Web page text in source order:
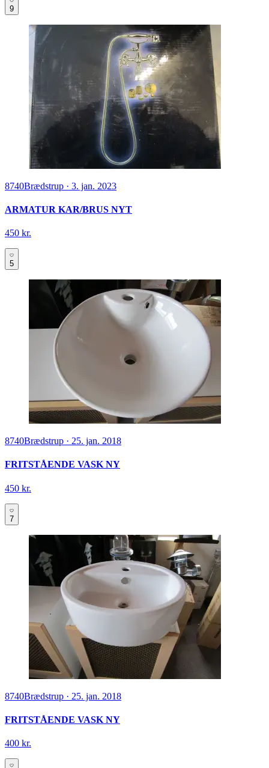
9
8740Brædstrup · 3. jan. 2023
ARMATUR KAR/BRUS NYT
450 kr.
5
8740Brædstrup · 25. jan. 2018
FRITSTÅENDE VASK NY
450 kr.
7
8740Brædstrup · 25. jan. 2018
FRITSTÅENDE VASK NY
400 kr.